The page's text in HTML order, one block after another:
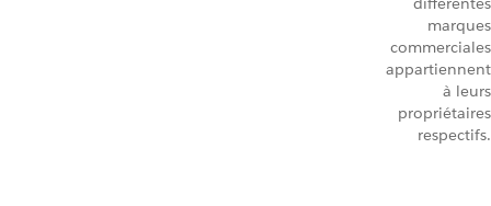
marques
commerciales
appartiennent
à leurs
propriétaires
respectifs.